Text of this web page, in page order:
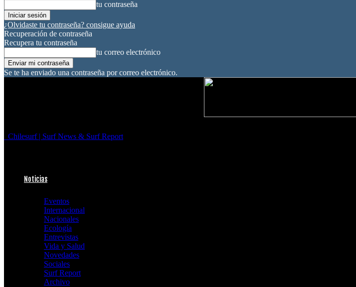
tu contraseña
¿Olvidaste tu contraseña? consigue ayuda
Recuperación de contraseña
Recupera tu contraseña
tu correo electrónico
Se te ha enviado una contraseña por correo electrónico.
Chilesurf | Surf News & Surf Report
Noticias
Eventos
Internacional
Nacionales
Ecología
Entrevistas
Vida y Salud
Novedades
Sociales
Surf Report
Archivo